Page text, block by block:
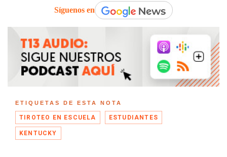
Síguenos en
ETIQUETAS DE ESTA NOTA
TIROTEO EN ESCUELA ESTUDIANTES
KENTUCKY